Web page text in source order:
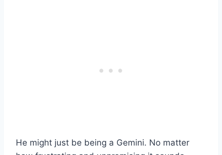
He might just be being a Gemini. No matter